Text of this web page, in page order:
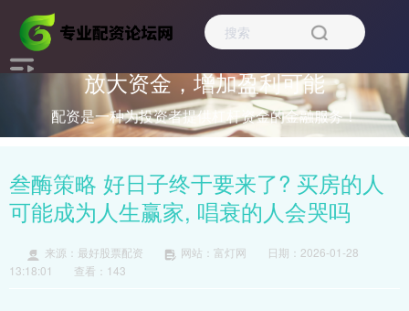
放大资金，增加盈利可能
配资是一种为投资者提供杠杆资金的金融服务！
叁酶策略 好日子终于要来了? 买房的人
可能成为人生赢家, 唱衰的人会哭吗
来源：最好股票配资 网站：富灯网
日期：2026-01-28
13:18:01
查看：143